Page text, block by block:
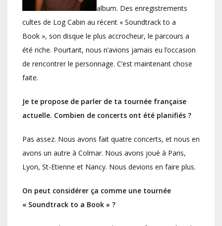
album. Des enregistrements
cultes de Log Cabin au récent « Soundtrack to a
Book », son disque le plus accrocheur, le parcours a
été riche. Pourtant, nous n’avions jamais eu l’occasion
de rencontrer le personnage. C’est maintenant chose
faite.
Je te propose de parler de ta tournée française
actuelle. Combien de concerts ont été planifiés ?
Pas assez. Nous avons fait quatre concerts, et nous en
avons un autre à Colmar. Nous avons joué à Paris,
Lyon, St-Etienne et Nancy. Nous devions en faire plus.
On peut considérer ça comme une tournée
« Soundtrack to a Book » ?